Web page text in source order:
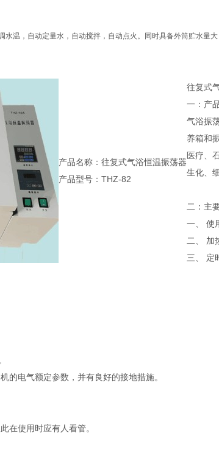
温，自动定量水，自动搅拌，自动点火。同时具备外筒贮水量
产品名称：往复式气浴恒温振荡器
产品型号：THZ-82
往复式
一：产
气浴振
养箱和
医疗、
生化、
二：主
一、 使
二、 加
三、 定
的电气额定参数，并有良好的接地措施。
在使用时应有人看管。